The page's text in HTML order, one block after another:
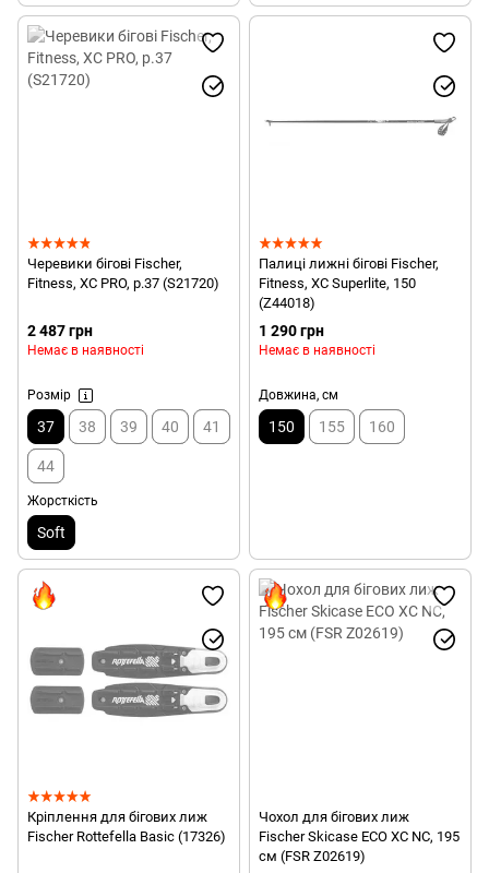
Черевики бігові Fischer,
Fitness, XC PRO, р.37 (S21720)
2 487 грн
Немає в наявності
Розмір
37 38 39 40 41
44
Жорсткість
Soft
Палиці лижні бігові Fischer,
Fitness, XC Superlite, 150
(Z44018)
1 290 грн
Немає в наявності
Довжина, см
150 155 160
Кріплення для бігових лиж
Fischer Rottefella Basic (17326)
Чохол для бігових лиж
Fischer Skicase ECO XC NC, 195
см (FSR Z02619)